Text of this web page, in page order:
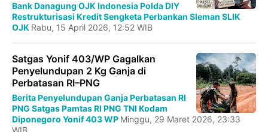
Bank Danagung OJK IndonesiaPolda DIY
Restrukturisasi KreditSengketa Perbankan Sleman SLIK
OJK Rabu, 15 April 2026, 12:52 WIB
Satgas Yonif 403/WP Gagalkan
Penyelundupan 2 Kg Ganja di
Perbatasan RI–PNG
BeritaPenyelundupan GanjaPerbatasan RI
PNG Satgas Pamtas RI PNG TNI Kodam
Diponegoro Yonif 403 WP Minggu, 29 Maret 2026, 23:33